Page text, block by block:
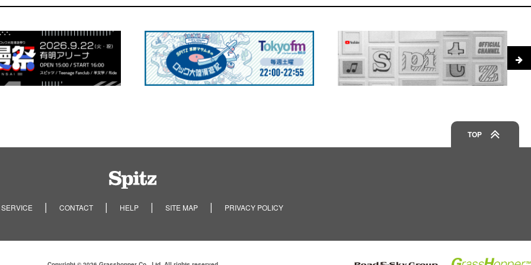
TOP
CONTACT HELP SITE MAP PRIVACY POLICY